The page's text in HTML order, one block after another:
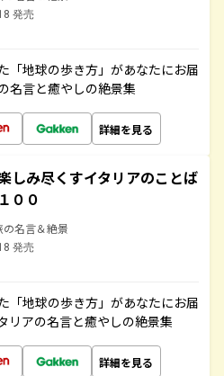
発売
「地球の歩き方」があなたにお届
名言と癒やしの絶景集
詳細を見る
しみ尽くすイタリアのことば
００
の名言＆絶景
発売
「地球の歩き方」があなたにお届
リアの名言と癒やしの絶景集
詳細を見る